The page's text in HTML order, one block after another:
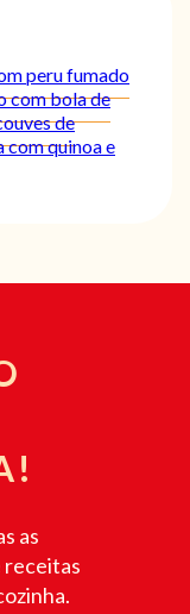
peru fumado
com bola de
de
com quinoa e
as
receitas